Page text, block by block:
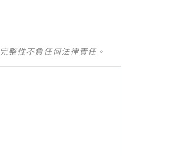
整性不負任何法律責任。